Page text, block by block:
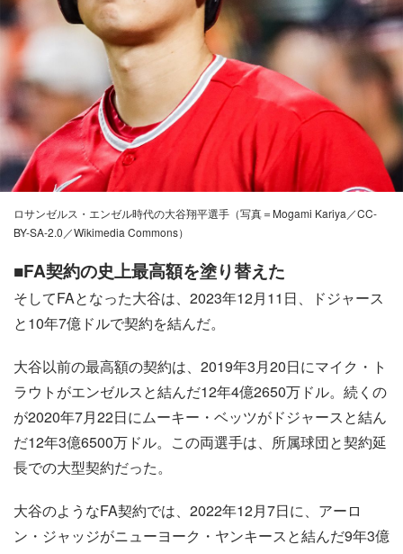
ロサンゼルス・エンゼル時代の大谷翔平選手（写真＝Mogami Kariya／CC-
BY-SA-2.0／Wikimedia Commons）
■FA契約の史上最高額を塗り替えた
そしてFAとなった大谷は、2023年12月11日、ドジャース
と10年7億ドルで契約を結んだ。
大谷以前の最高額の契約は、2019年3月20日にマイク・ト
ラウトがエンゼルスと結んだ12年4億2650万ドル。続くの
が2020年7月22日にムーキー・ベッツがドジャースと結ん
だ12年3億6500万ドル。この両選手は、所属球団と契約延
長での大型契約だった。
大谷のようなFA契約では、2022年12月7日に、アーロ
ン・ジャッジがニューヨーク・ヤンキースと結んだ9年3億